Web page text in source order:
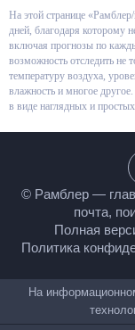
На этой странице
Мостолесе на 14 дней,
климатические
«Рамблер/погода»
общие данные, но и
уровень давления,
многое другое. Погода
© Рамблер
гороскопы,
Полная
На